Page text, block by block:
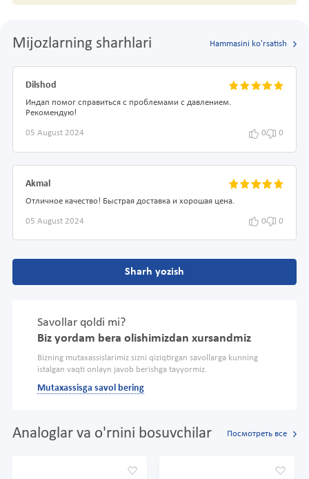
Mijozlarning sharhlari Hammasini ko'rsatish
Dilshod
Индап помог справиться с проблемами с давлением.
Рекомендую!
05 August 2024 0 0
Akmal
Отличное качество! Быстрая доставка и хорошая цена.
05 August 2024 0 0
Sharh yozish
Savollar qoldi mi?
Biz yordam bera olishimizdan xursandmiz
Bizning mutaxassislarimiz sizni qiziqtirgan savollarga kunning
istalgan vaqti onlayn javob berishga tayyormiz.
Mutaxassisga savol bering
Analoglar va o'rnini bosuvchilar Посмотреть все